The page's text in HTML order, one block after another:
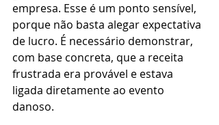
empresa. Esse é um ponto sensível,
porque não basta alegar expectativa
de lucro. É necessário demonstrar,
com base concreta, que a receita
frustrada era provável e estava
ligada diretamente ao evento
danoso.